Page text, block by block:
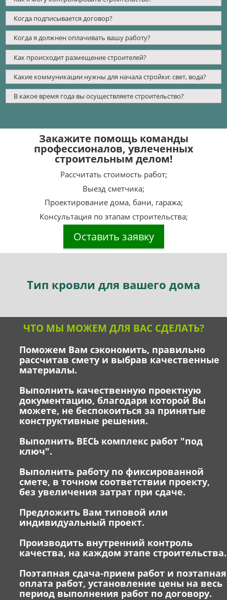
Когда подписывается договор?
Когда я должнен оплачивать вашу работу?
Как происходит размещение строителей?
Какие коммуникации нужны для начала стройки: свет, вода?
В какое время года вы осуществляете строительство?
Закажите помощь команды
профессионалов, увлеченных
строительным делом!
Рассчитать стоимость работ;
Выезд сметчика;
Проектирование дома, бани, гаража;
Консультация по этапам строительства;
Оставить заявку
Тип кровли для вашего дома
ЧТО МЫ МОЖЕМ ДЛЯ ВАС СДЕЛАТЬ?
Поможем Вам сэкономить, правильно
рассчитав смету и выбрав качественные
материалы.
Выполнить качественную проектную
документацию, благодаря которой Вы
можете, не беспокоиться за принятые
конструктивные решения.
Выполнить ВЕСЬ комплекс работ "под
ключ".
Выполнить работу по фиксированной
смете, в точном соответствии проекту,
без увеличения затрат при сдаче.
Предложить Вам типовой или
индивидуальный проект.
Производить внутренний контроль
качества, на каждом этапе строительства.
Поэтапная сдача-прием работ и поэтапная
оплата работ, установление цены на весь
период выполнения работ по договору.